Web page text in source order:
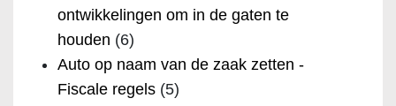
ontwikkelingen om in de gaten te
houden (6)
Auto op naam van de zaak zetten -
Fiscale regels (5)